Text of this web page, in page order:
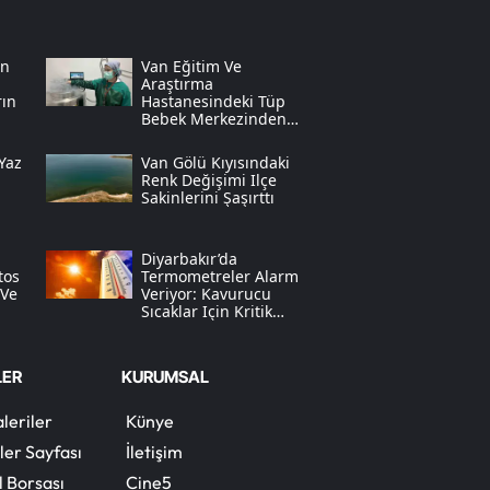
Siirt
Sinop
Sivas
Tokat
Trabzon
Uşak
Van
Van Eğitim Ve
Araştırma
Hastanesindeki Tüp
Bebek Merkezinden
Van Gölü Kıyısındaki
Renk Değişimi Ilçe
Sakinlerini Şaşırttı
Diyarbakır’da
Termometreler Alarm
Veriyor: Kavurucu
Sıcaklar Için Kritik
Sayfası
KURUMSAL
Künye
İletişim
Cine5